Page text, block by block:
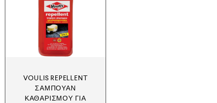
VOULIS REPELLENT
ΣΑΜΠΟΥΆΝ
ΚΑΘΑΡΙΣΜΟΎ ΓΙΑ